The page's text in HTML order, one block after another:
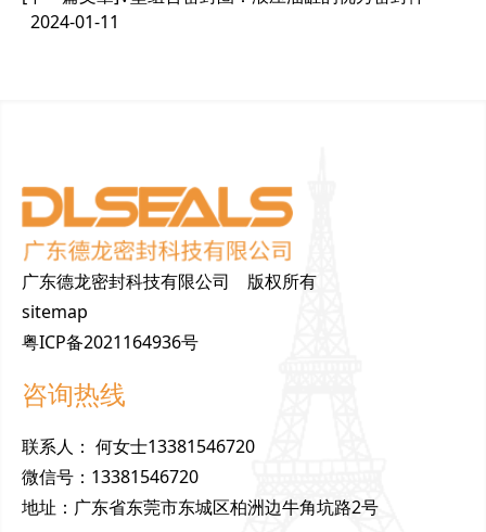
2024-01-11
广东德龙密封科技有限公司 版权所有
sitemap
粤ICP备2021164936号
咨询热线
联系人 ： 何女士13381546720
微信号 ： 13381546720
地址 ： 广东省东莞市东城区柏洲边牛角坑路2号